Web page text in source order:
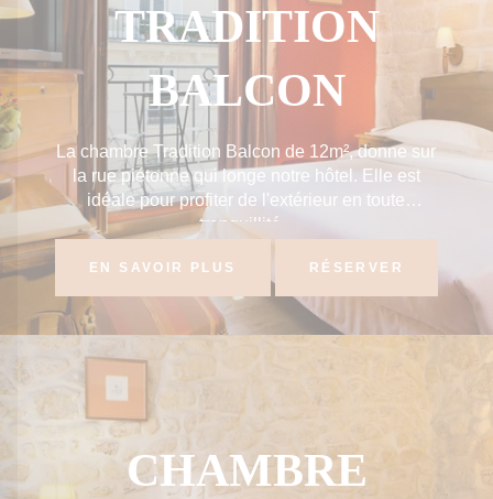
TRADITION
BALCON
La chambre Tradition Balcon de 12m², donne sur
la rue piétonne qui longe notre hôtel. Elle est
idéale pour profiter de l'extérieur en toute
tranquillité...
EN SAVOIR PLUS RÉSERVER
CHAMBRE